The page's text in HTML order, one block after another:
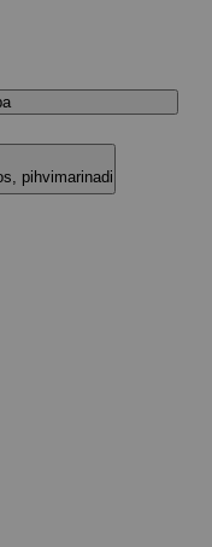
pihvimarinadi